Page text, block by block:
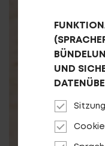
UND
Sitzung